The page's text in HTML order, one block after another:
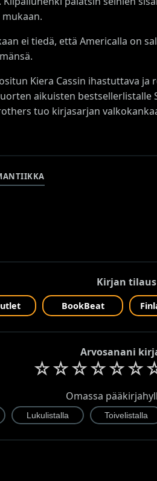
ei tiedä, että Americalla on
Kiera Cassin ihastuttava ja
aikuisten bestsellerlistalle
tuo kirjasarjan
Kirjan tilaus
BookBeat
Arvosanani
☆☆☆☆☆☆
Omassa